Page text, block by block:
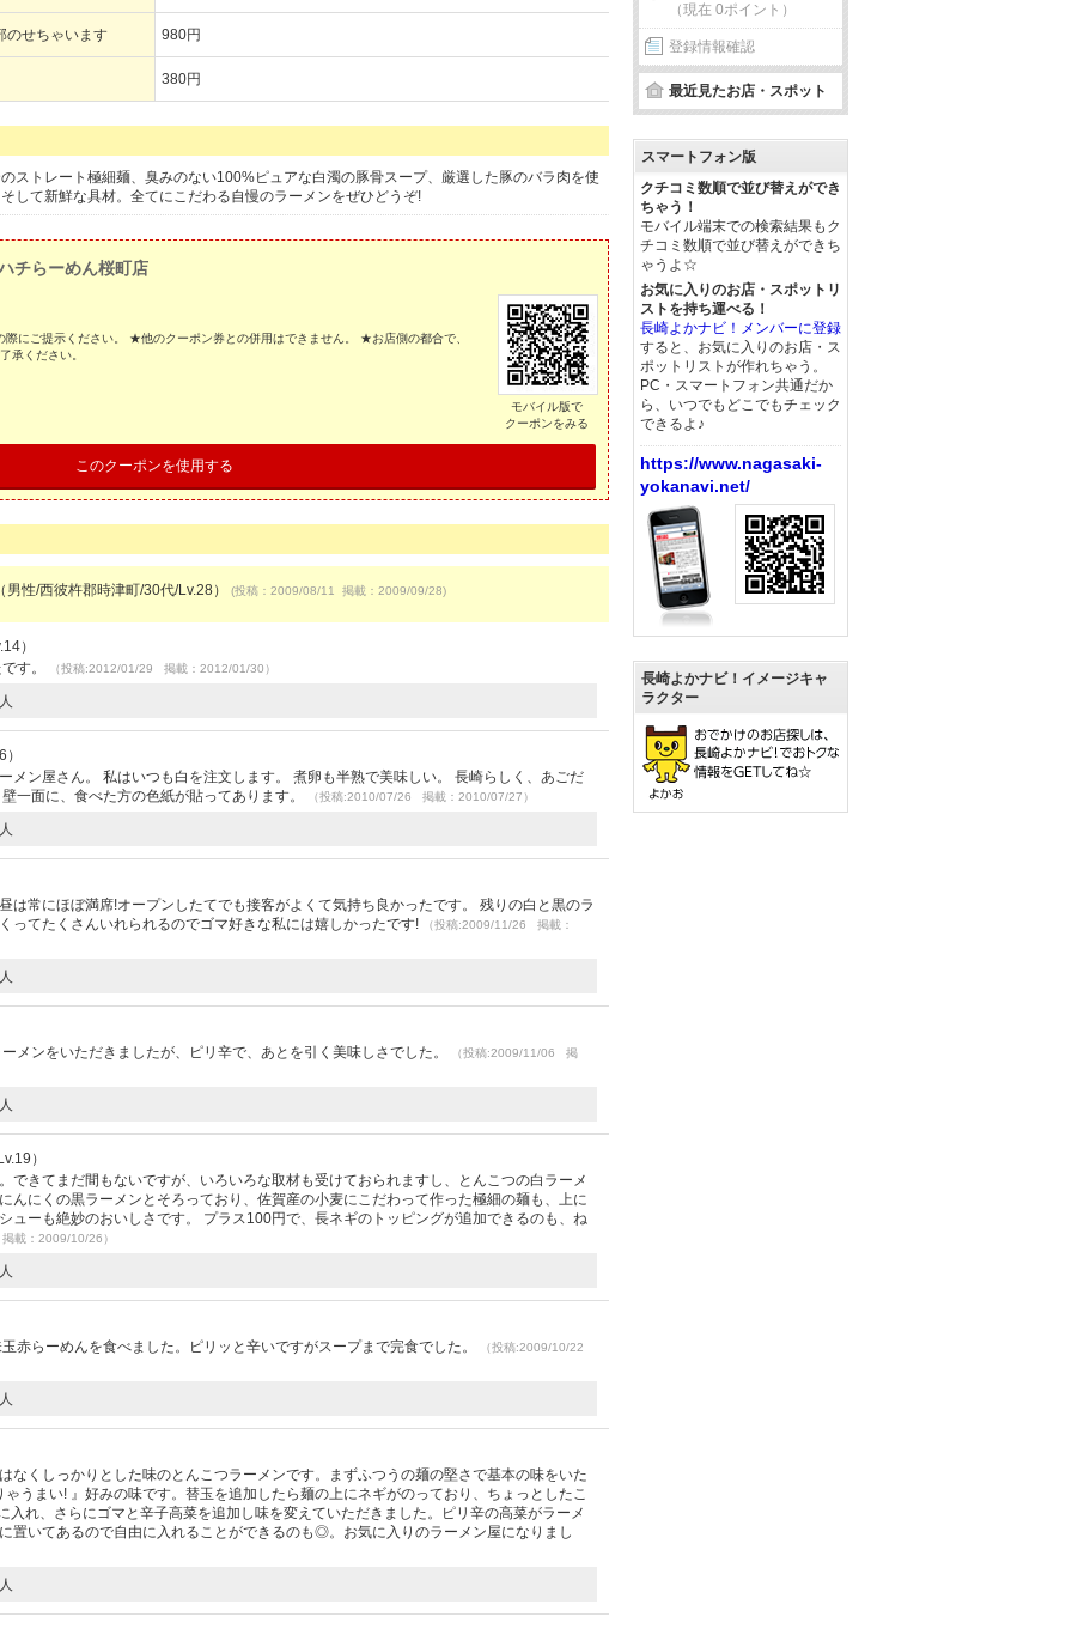
のせちゃいます 980円
380円
ストレート極細麺、臭みのない100%ピュアな白濁の豚骨スープ、厳選した豚のバラ肉を使
して新鮮な具材。全てにこだわる自慢のラーメンをぜひどうぞ!
チらーめん桜町店
にご提示ください。 ★他のクーポン券との併用はできません。 ★お店側の都合で、
承ください。
モバイル版で
クーポンをみる
このクーポンを使用する
男性/西彼杵郡時津町/30代/Lv.28） (投稿：2009/08/11 掲載：2009/09/28)
）
す。
（投稿:2012/01/29 掲載：2012/01/30）
人
メン屋さん。 私はいつも白を注文します。 煮卵も半熟で美味しい。 長崎らしく、あごだ
一面に、食べた方の色紙が貼ってあります。
（投稿:2010/07/26 掲載：2010/07/27）
人
は常にほぼ満席!オープンしたてでも接客がよくて気持ち良かったです。 残りの白と黒のラ
ってたくさんいれられるのでゴマ好きな私には嬉しかったです!
（投稿:2009/11/26 掲載：
人
メンをいただきましたが、ピリ辛で、あとを引く美味しさでした。
（投稿:2009/11/06 掲
人
）
できてまだ間もないですが、いろいろな取材も受けておられますし、とんこつの白ラーメ
んにくの黒ラーメンとそろっており、佐賀産の小麦にこだわって作った極細の麺も、上に
ューも絶妙のおいしさです。 プラス100円で、長ネギのトッピングが追加できるのも、ね
載：2009/10/26）
人
赤らーめんを食べました。ピリッと辛いですがスープまで完食でした。
（投稿:2009/10/22
人
なくしっかりとした味のとんこつラーメンです。まずふつうの麺の堅さで基本の味をいた
うまい! 』好みの味です。替玉を追加したら麺の上にネギがのっており、ちょっとしたこ
れ、さらにゴマと辛子高菜を追加し味を変えていただきました。ピリ辛の高菜がラーメ
置いてあるので自由に入れることができるのも◎。お気に入りのラーメン屋になりまし
人
（現在 0ポイント）
登録情報確認
最近見たお店・スポット
スマートフォン版
クチコミ数順で並び替えができ
ちゃう！
モバイル端末での検索結果もク
チコミ数順で並び替えができち
ゃうよ☆
お気に入りのお店・スポットリ
ストを持ち運べる！
長崎よかナビ！メンバーに登録
すると、お気に入りのお店・ス
ポットリストが作れちゃう。
PC・スマートフォン共通だか
ら、いつでもどこでもチェック
できるよ♪
https://www.nagasaki-
yokanavi.net/
長崎よかナビ！イメージキャ
ラクター